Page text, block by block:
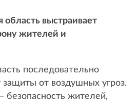
область выстраивает
жителей и
последовательно
защиты от воздушных угроз.
безопасность жителей,